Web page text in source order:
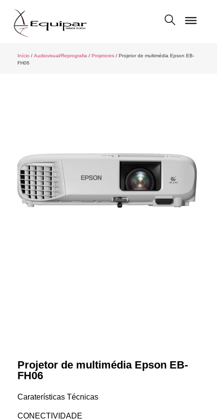
Início / Audiovisual/Reprografia / Projetores/ Projetor de multimédia Epson EB-
FH06
Projetor de multimédia Epson EB-
FH06
Caraterísticas Técnicas
CONECTIVIDADE